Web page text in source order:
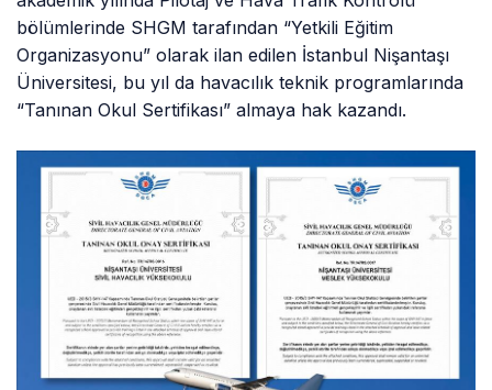
bölümlerinde SHGM tarafından “Yetkili Eğitim
Organizasyonu” olarak ilan edilen İstanbul Nişantaşı
Üniversitesi, bu yıl da havacılık teknik programlarında
“Tanınan Okul Sertifikası” almaya hak kazandı.